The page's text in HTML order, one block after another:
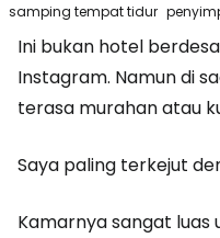
samping tempat tidur
Ini bukan hotel
Instagram. Namun di
terasa murahan atau
Saya paling terkejut
Kamarnya sangat luas